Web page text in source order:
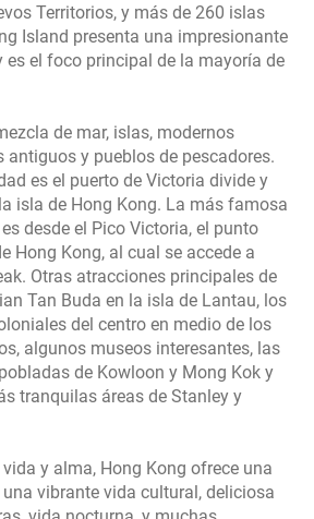
Territorios, y más de 260 islas
Island presenta una impresionante
es el foco principal de la mayoría de
de mar, islas, modernos
antiguos y pueblos de pescadores.
es el puerto de Victoria divide y
isla de Hong Kong. La más famosa
desde el Pico Victoria, el punto
Hong Kong, al cual se accede a
Otras atracciones principales de
Tan Buda en la isla de Lantau, los
del centro en medio de los
algunos museos interesantes, las
de Kowloon y Mong Kok y
tranquilas áreas de Stanley y
y alma, Hong Kong ofrece una
vibrante vida cultural, deliciosa